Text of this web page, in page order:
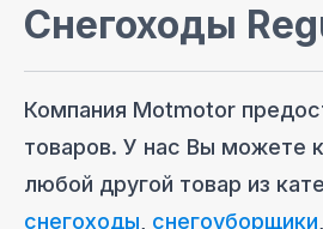
Снегоходы
Компания Motmotor
товаров. У нас Вы можете
любой другой товар из
снегоходы снегоуборщики